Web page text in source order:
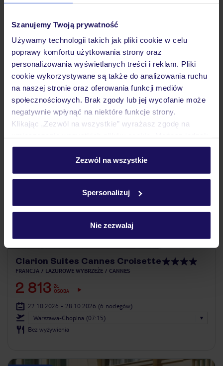
Szanujemy Twoją prywatność
Używamy technologii takich jak pliki cookie w celu
poprawy komfortu użytkowania strony oraz
personalizowania wyświetlanych treści i reklam. Pliki
cookie wykorzystywane są także do analizowania ruchu
na naszej stronie oraz oferowania funkcji mediów
społecznościowych. Brak zgody lub jej wycofanie może
negatywnie wpłynąć na niektóre funkcje strony.
Klikając „Zezwól na wszystkie” wyrażasz zgodę na
personalizować swój wybór wchodząc w zakładkę
Szczegółowe informacje o plikach cookie znajdziesz
Zezwól na wszystkie
Spersonalizuj
Nie zezwalaj
FRANCJA LAZUROWE WYBRZEŻE NICEA
2 800 ZŁ
20.10.2026 - 26.10.2026 (6 noclegów)
Warszawa-Chopina (07:15)
Bez wyżywienia
ZALICZKA 25%
Clarion Suites Cannes Croisette
FRANCJA LAZUROWE WYBRZEŻE CANNES
2 813 ZŁ
OSOBA
22.10.2026 - 28.10.2026 (6 noclegów)
Warszawa-Chopina (07:15)
Bez wyżywienia